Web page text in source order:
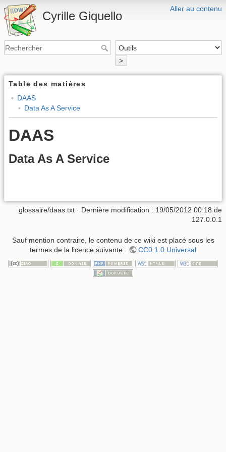
Aller au contenu
Cyrille Giquello
>
Table des matières
DAAS
Data As A Service
DAAS
Data As A Service
glossaire/daas.txt · Dernière modification : 19/05/2012 00:18 de
127.0.0.1
Sauf mention contraire, le contenu de ce wiki est placé sous les
termes de la licence suivante :
CC0 1.0 Universal